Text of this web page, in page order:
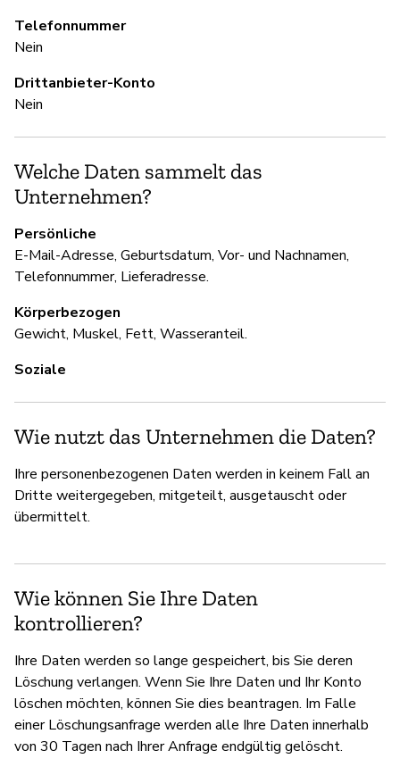
Telefonnummer
Nein
Drittanbieter-Konto
Nein
Welche Daten sammelt das
Unternehmen?
Persönliche
E-Mail-Adresse, Geburtsdatum, Vor- und Nachnamen,
Telefonnummer, Lieferadresse.
Körperbezogen
Gewicht, Muskel, Fett, Wasseranteil.
Soziale
Wie nutzt das Unternehmen die Daten?
Ihre personenbezogenen Daten werden in keinem Fall an
Dritte weitergegeben, mitgeteilt, ausgetauscht oder
übermittelt.
Wie können Sie Ihre Daten
kontrollieren?
Ihre Daten werden so lange gespeichert, bis Sie deren
Löschung verlangen. Wenn Sie Ihre Daten und Ihr Konto
löschen möchten, können Sie dies beantragen. Im Falle
einer Löschungsanfrage werden alle Ihre Daten innerhalb
von 30 Tagen nach Ihrer Anfrage endgültig gelöscht.